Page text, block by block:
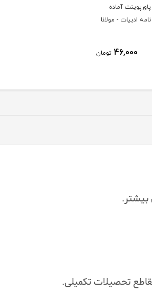
آماده
ادبیات - مولانا
46,000 تومان
بیشتر.
تحصیلات تکمیلی.